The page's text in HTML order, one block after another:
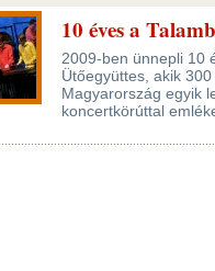
10 éves a
2009-ben ünnepli 10
Ütőegyüttes, akik
Magyarország egyik
koncertkörúttal